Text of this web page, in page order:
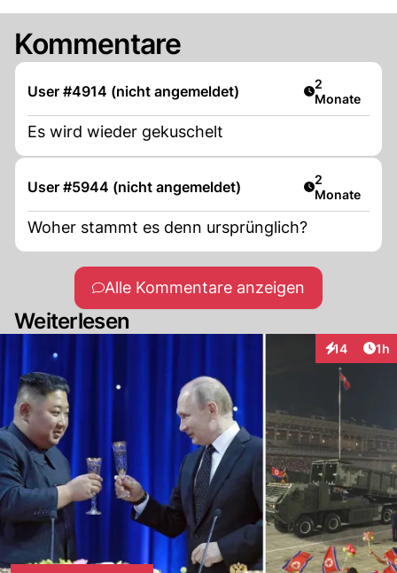
Kommentare
User #4914 (nicht angemeldet) Artikel
2
Monate
Es wird wieder gekuschelt
User #5944 (nicht angemeldet) Artikel
2
Monate
Woher stammt es denn ursprünglich?
Alle Kommentare anzeigen
Weiterlesen
14 1h